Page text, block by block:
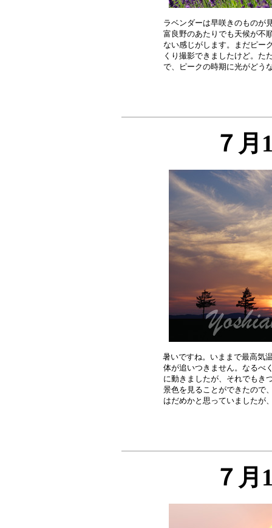
ラベンダーは早咲きのものが
富良野のあたりでも天候が不
ない感じがします。まだピー
くり撮影できましたけど。た
７月
暑いですね。いままで最高気
体が追いつきません。なるべ
に動きましたが、それでもき
景色を見ることができたので
７月